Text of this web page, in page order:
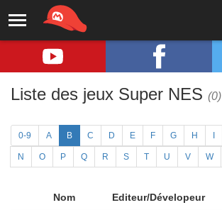
Liste des jeux Super NES (0)
0-9 A B C D E F G H
N O P Q R S T U V W
Nom Editeur/Dévelopeur